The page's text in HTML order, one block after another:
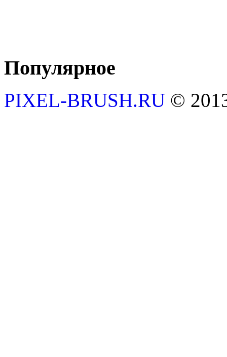
Популярное
PIXEL-BRUSH.RU ©